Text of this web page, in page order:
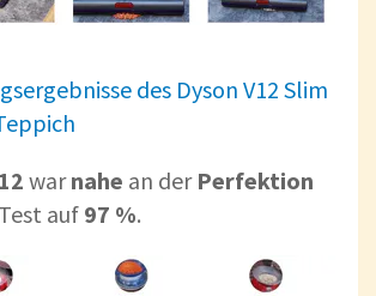
des Dyson V12 Slim
warnahe an der Perfektion
auf 97 %.